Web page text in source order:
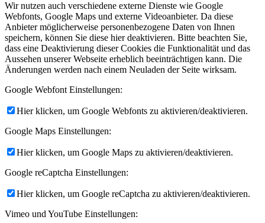
Wir nutzen auch verschiedene externe Dienste wie Google
Webfonts, Google Maps und externe Videoanbieter. Da diese
Anbieter möglicherweise personenbezogene Daten von Ihnen
speichern, können Sie diese hier deaktivieren. Bitte beachten Sie,
dass eine Deaktivierung dieser Cookies die Funktionalität und das
Aussehen unserer Webseite erheblich beeinträchtigen kann. Die
Änderungen werden nach einem Neuladen der Seite wirksam.
Google Webfont Einstellungen:
Hier klicken, um Google Webfonts zu aktivieren/deaktivieren.
Google Maps Einstellungen:
Hier klicken, um Google Maps zu aktivieren/deaktivieren.
Google reCaptcha Einstellungen:
Hier klicken, um Google reCaptcha zu aktivieren/deaktivieren.
Vimeo und YouTube Einstellungen: